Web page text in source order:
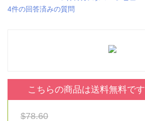
4件の回答済みの質問
こちらの商品は送料無料です
$78.60